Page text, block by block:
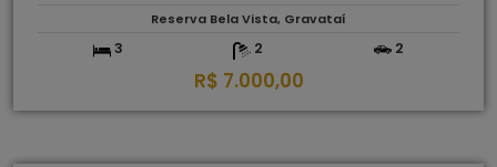
Reserva Bela Vista, Gravataí
3 2 2
R$ 7.000,00